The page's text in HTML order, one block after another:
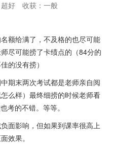
好
收获：一般
额给满了，不及格的也尽可能
尽可能捞了卡绩点的（84分的
的没有捞）
期末两次考试都是老师亲自阅
么样）最终细捞的时候老师看
考的不错。等等。
面影响，但如果到课率很高上
效果。